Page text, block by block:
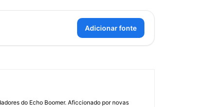
Adicionar fonte
do Echo Boomer. Aficcionado por novas